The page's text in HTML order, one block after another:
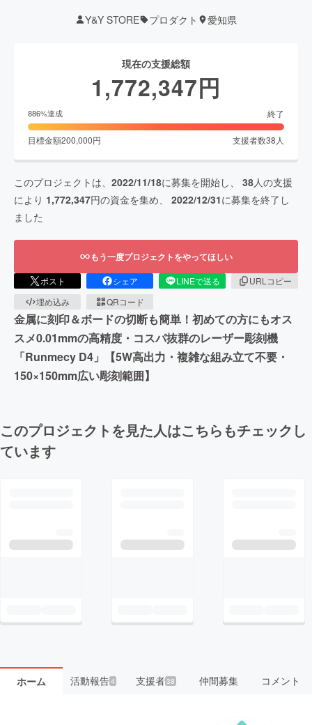
Y&Y STORE プロダクト 愛知県
現在の支援総額
1,772,347円
886%達成 終了
目標金額200,000円 支援者数38 人
このプロジェクトは、 2022/11/18に募集を開始し、 38人の支援
により 1,772,347円の資金を集め、 2022/12/31に募集を終了し
ました
もう一度プロジェクトをやってほしい
ポスト シェア LINEで送る
URLコピー
埋め込み
QRコード
金属に刻印＆ボードの切断も簡単！初めての方にもオス
スメ0.01mmの高精度・コスパ抜群のレーザー彫刻機
「Runmecy D4」【5W高出力・複雑な組み立て不要・
150×150mm広い彫刻範囲】
このプロジェクトを見た人はこちらもチェックし
ています
ホーム 活動報告4 支援者38 仲間募集 コメント